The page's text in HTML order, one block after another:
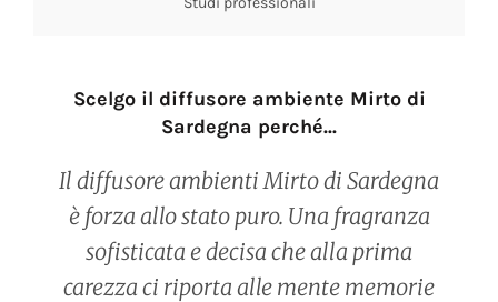
Scelgo il diffusore ambiente Mirto di
Sardegna perché...
Il diffusore ambienti Mirto di Sardegna
è forza allo stato puro. Una fragranza
sofisticata e decisa che alla prima
carezza ci riporta alle mente memorie